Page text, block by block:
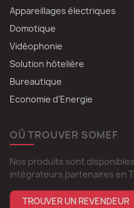
Appareillages électriques
Domotique
Vidéophonie
Solution hôtelière
Bureautique
Economie d'Energie
OÙ TROUVER SOMEF
Nos produits sont
intégrateurs partenaires en
TROUVER UN REVENDEUR